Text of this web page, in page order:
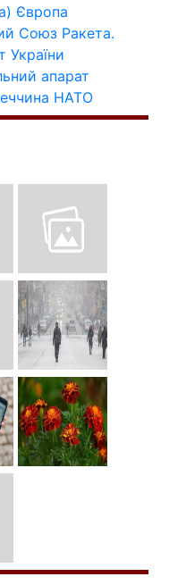
Європа
Союз Ракета.
України
апарат
НАТО